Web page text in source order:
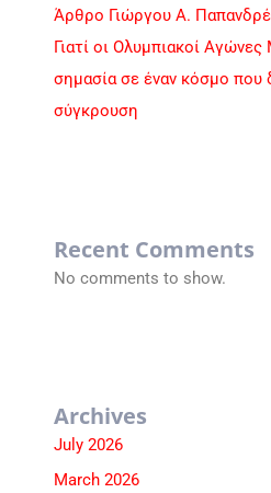
Άρθρο Γιώργου Α.
Γιατί οι Ολυμπιακοί
σημασία σε έναν κόσμο που
σύγκρουση
Recent Comments
No comments to show.
Archives
July 2026
March 2026